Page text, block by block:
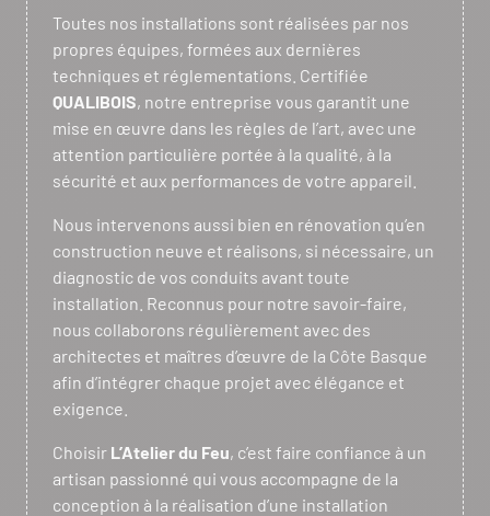
Toutes nos installations sont réalisées par nos
propres équipes, formées aux dernières
techniques et réglementations. Certifiée
QUALIBOIS, notre entreprise vous garantit une
mise en œuvre dans les règles de l’art, avec une
attention particulière portée à la qualité, à la
sécurité et aux performances de votre appareil.
Nous intervenons aussi bien en rénovation qu’en
construction neuve et réalisons, si nécessaire, un
diagnostic de vos conduits avant toute
installation. Reconnus pour notre savoir-faire,
nous collaborons régulièrement avec des
architectes et maîtres d’œuvre de la Côte Basque
afin d’intégrer chaque projet avec élégance et
exigence.
Choisir L’Atelier du Feu, c’est faire confiance à un
artisan passionné qui vous accompagne de la
conception à la réalisation d’une installation